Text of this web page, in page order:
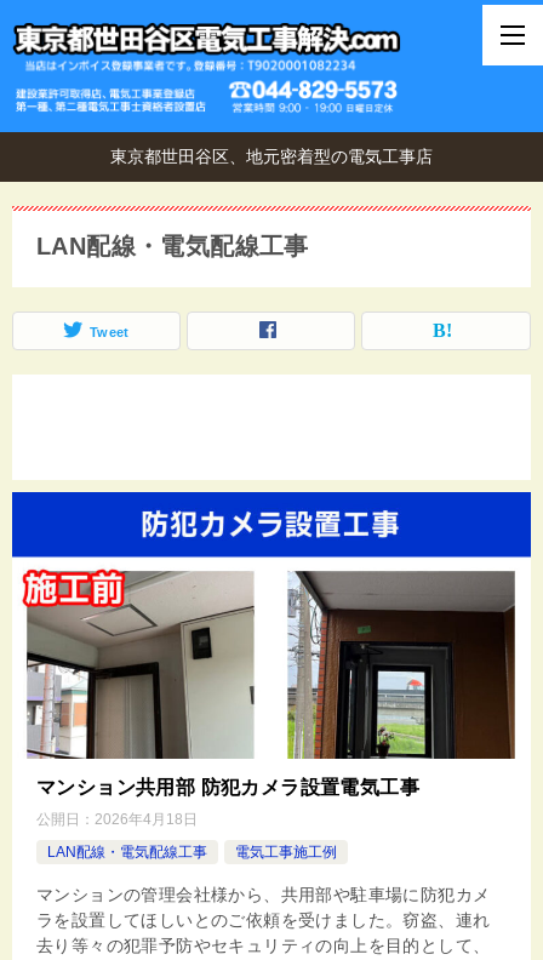
東京都世田谷区、地元密着型の電気工事店
LAN配線・電気配線工事
Tweet
マンション共用部 防犯カメラ設置電気工事
公開日： 2026年4月18日
LAN配線・電気配線工事
電気工事施工例
マンションの管理会社様から、共用部や駐車場に防犯カメ
ラを設置してほしいとのご依頼を受けました。窃盗、連れ
去り等々の犯罪予防やセキュリティの向上を目的として、